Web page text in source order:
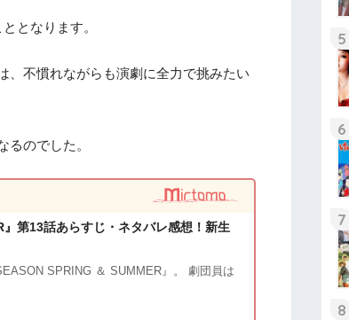
となります。
、不慣れながらも演劇に全力で挑みたい
のでした。
第13話あらすじ・ネタバレ感想！新生
SPRING ＆ SUMMER』。 劇団員は
5
6
7
8